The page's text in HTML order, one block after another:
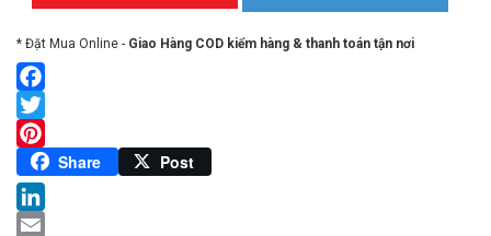
* Đặt Mua Online - Giao Hàng COD kiểm hàng & thanh toán tận nơi
Facebook
Twitter
Pinterest
Share Post
LinkedIn